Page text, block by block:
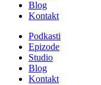
Blog
Kontakt
Podkasti
Epizode
Studio
Blog
Kontakt